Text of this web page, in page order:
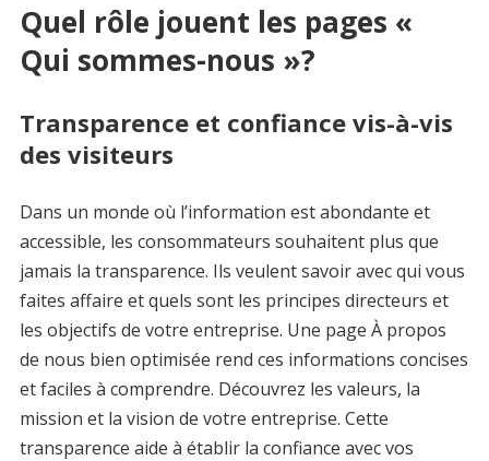
Quel rôle jouent les pages «
Qui sommes-nous »?
Transparence et confiance vis-à-vis
des visiteurs
Dans un monde où l’information est abondante et
accessible, les consommateurs souhaitent plus que
jamais la transparence. Ils veulent savoir avec qui vous
faites affaire et quels sont les principes directeurs et
les objectifs de votre entreprise. Une page À propos
de nous bien optimisée rend ces informations concises
et faciles à comprendre. Découvrez les valeurs, la
mission et la vision de votre entreprise. Cette
transparence aide à établir la confiance avec vos